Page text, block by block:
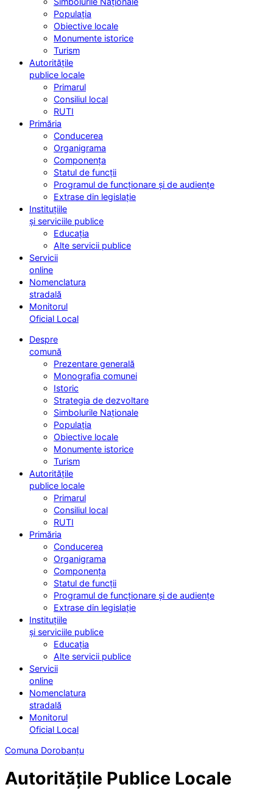
Populația
Obiective locale
Monumente istorice
Turism
Autoritățile
publice locale
Primarul
Consiliul local
RUTI
Primăria
Conducerea
Organigrama
Componența
Statul de funcții
Programul de funcționare și de audiențe
Extrase din legislație
Instituțiile
și serviciile publice
Educația
Alte servicii publice
Servicii
online
Nomenclatura
stradală
Monitorul
Oficial Local
Despre
comună
Prezentare generală
Monografia comunei
Istoric
Strategia de dezvoltare
Simbolurile Naționale
Populația
Obiective locale
Monumente istorice
Turism
Autoritățile
publice locale
Primarul
Consiliul local
RUTI
Primăria
Conducerea
Organigrama
Componența
Statul de funcții
Programul de funcționare și de audiențe
Extrase din legislație
Instituțiile
și serviciile publice
Educația
Alte servicii publice
Servicii
online
Nomenclatura
stradală
Monitorul
Oficial Local
Comuna Dorobanțu
Autoritățile Publice Locale